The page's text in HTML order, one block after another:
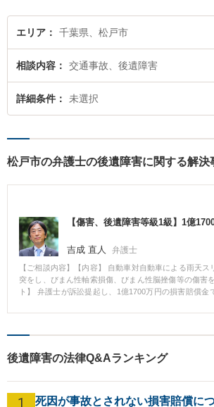
エリア 千葉県、松戸市
相談内容 交通事故、後遺障害
詳細条件 未選択
松戸市の弁護士の後遺障害に関する解決
【傷害、後遺障害等級1級】1億
吉成 直人 弁護士
【ご相談内容】【内容】 自動車対自動車による雨天
突をし、びまん性軸索損傷、びまん性脳挫傷等の傷害
ト】 弁護士が訴訟提起し、1億1700万円の損害賠償金
後遺障害の法律Q&Aランキング
1 死因が事故とされない損害賠償に